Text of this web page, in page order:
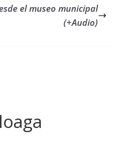
el museo municipal
(+Audio)